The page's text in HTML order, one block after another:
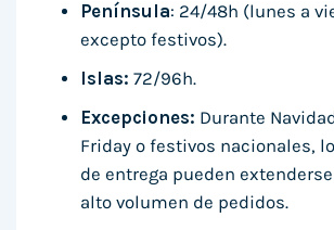
Península: 24/48h (lunes a
excepto festivos).
Islas: 72/96h.
Excepciones: Durante
Friday o festivos nacionales,
de entrega pueden
alto volumen de pedidos.